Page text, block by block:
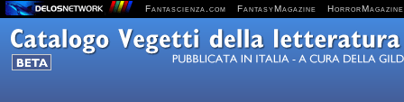
Fantascienza.com FantasyMagazine HorrorMagazine